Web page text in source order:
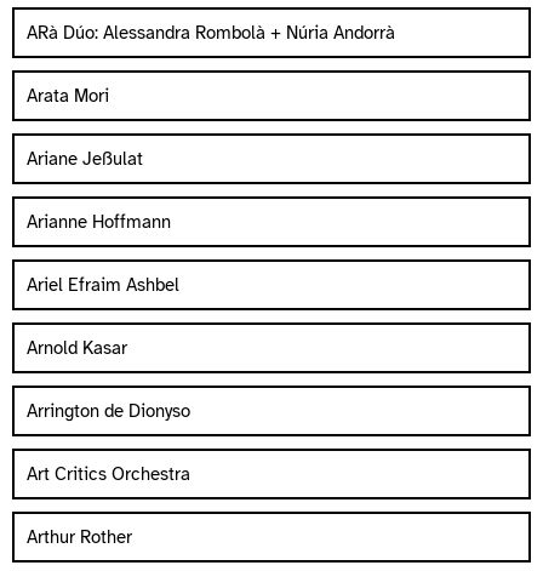
ARà Dúo: Alessandra Rombolà + Núria Andorrà
Arata Mori
Ariane Jeßulat
Arianne Hoffmann
Ariel Efraim Ashbel
Arnold Kasar
Arrington de Dionyso
Art Critics Orchestra
Arthur Rother